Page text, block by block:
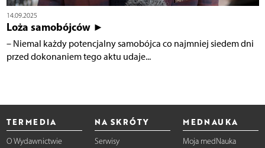
14.09.2025
Loża samobójców ►
– Niemal każdy potencjalny samobójca co najmniej siedem dni
przed dokonaniem tego aktu udaje...
TERMEDIA
O Wydawnictwie
NA SKRÓTY
Serwisy
MEDNAUKA
Moja medNauka